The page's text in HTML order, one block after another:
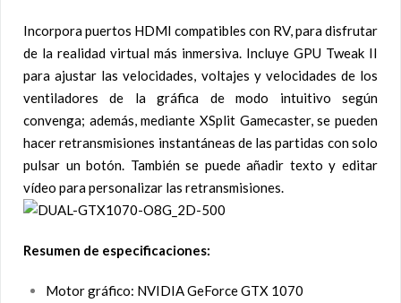
Incorpora puertos HDMI compatibles con RV, para disfrutar
de la realidad virtual más inmersiva. Incluye GPU Tweak II
para ajustar las velocidades, voltajes y velocidades de los
ventiladores de la gráfica de modo intuitivo según
convenga; además, mediante XSplit Gamecaster, se pueden
hacer retransmisiones instantáneas de las partidas con solo
pulsar un botón. También se puede añadir texto y editar
vídeo para personalizar las retransmisiones.
Resumen de especificaciones:
Motor gráfico: NVIDIA GeForce GTX 1070